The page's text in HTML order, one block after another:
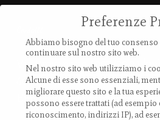
Via Provanone 4907 (30,71 km)
40017 Palata Pepoli,
Emilia-Romagna, Italy
Preferenze
Abbiamo bisogno del tuo
continuare sul nostro sito web.
Nel nostro sito web utilizziamo i
Alcune di esse sono essenziali,
migliorare questo sito e la tua
possono essere trattati (ad esempio
riconoscimento, indirizzi IP), ad